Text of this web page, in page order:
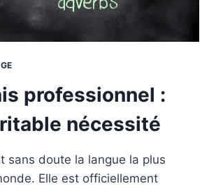
professionnel :
nécessité
sans doute la langue la plus
Elle est officiellement